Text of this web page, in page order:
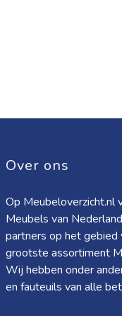
Over ons
Op Meubeloverzicht.nl
Meubels van
partners op het gebied
grootste assortiment
Wij hebben onder
en fauteuils van alle